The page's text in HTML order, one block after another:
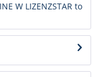
W LIZENZSTAR to